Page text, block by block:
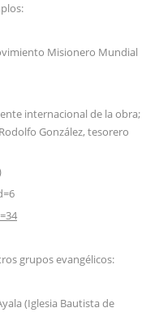
Misionero Mundial
internacional de la obra;
González, tesorero
grupos evangélicos:
(Iglesia Bautista de